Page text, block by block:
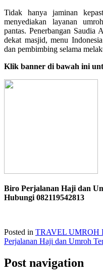
Tidak hanya jaminan
menyediakan layanan
pantas. Penerbangan
dekat masjid, menu
dan pembimbing selama
Klik banner di bawah ini
Biro Perjalanan Haji dan
Hubungi 082119542813
Posted in TRAVEL UMROH
Perjalanan Haji dan Umroh
Post navigation